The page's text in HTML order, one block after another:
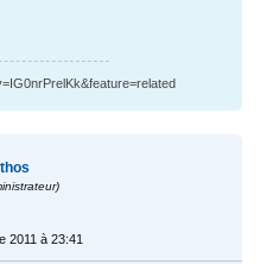
2011 à 23:41